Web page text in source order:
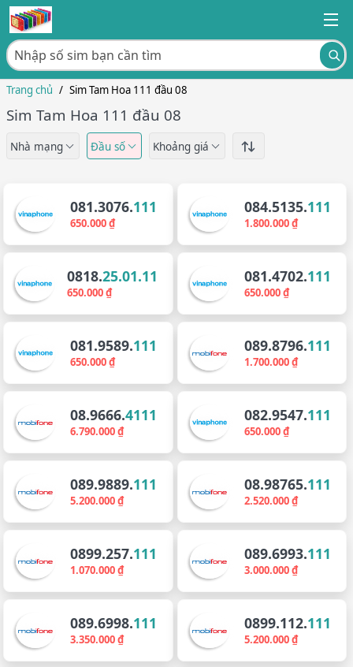
Trang chủ / Sim Tam Hoa 111 đầu 08
Sim Tam Hoa 111 đầu 08
Nhà mạng Đầu số Khoảng giá
081.3076.111
650.000 ₫
084.5135.111
1.800.000 ₫
0818.25.01.11
650.000 ₫
081.4702.111
650.000 ₫
081.9589.111
650.000 ₫
089.8796.111
1.700.000 ₫
08.9666.4111
6.790.000 ₫
082.9547.111
650.000 ₫
089.9889.111
5.200.000 ₫
08.98765.111
2.520.000 ₫
0899.257.111
1.070.000 ₫
089.6993.111
3.000.000 ₫
089.6998.111
3.350.000 ₫
0899.112.111
5.200.000 ₫